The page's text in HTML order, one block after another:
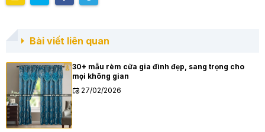
Bài viết liên quan
30+ mẫu rèm cửa gia đình đẹp, sang trọng cho
mọi không gian
27/02/2026